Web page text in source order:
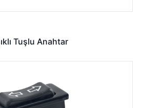
Tuşlu Anahtar